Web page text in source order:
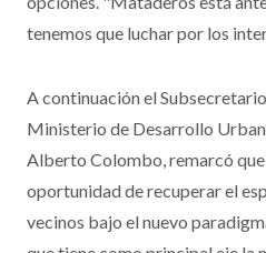
opciones. "Mataderos está
tenemos que luchar por los
A continuación el
Ministerio de Desarrollo
Alberto Colombo, remarcó
oportunidad de recuperar el
vecinos bajo el nuevo